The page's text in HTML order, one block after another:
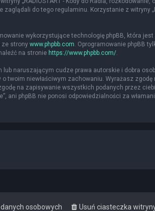
do tego regulaminu. Korzystanie z witryny
wykorzystujące technologię phpBB, która
ze strony www.phpbb.com. Oprogramowanie phpBB
na stronie https://www.phpbb.com/.
naruszającym cudze prawa autorskie i dobra
niewłaściwym zachowaniu. Wyrażasz zgodę
na zapisywanie wszystkich podanych przez
ani phpBB nie ponosi odpowiedzialności za
Usuń ciasteczka
osobowych